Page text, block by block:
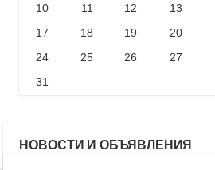
10
11 12 13
17
18 19 20
24
25 26 27
31
НОВОСТИ И ОБЪЯВЛЕНИЯ